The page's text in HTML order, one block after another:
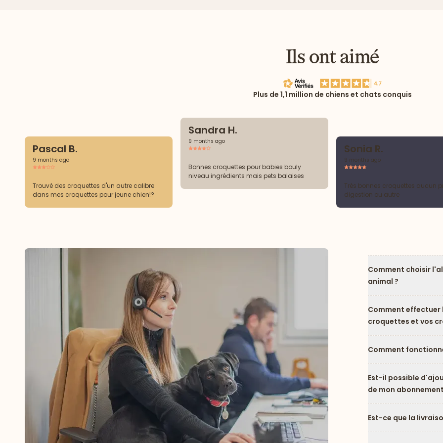
Ils ont aimé
Plus de 1,1 million de chiens et chats conquis
Pascal B.
9 months ago
Trouvé des croquettes d'un autre calibre
dans mes croquettes pour jeune chien!?
Sandra H.
9 months ago
Bonnes croquettes pour babies bouly
niveau ingrédients mais pets balaises
Sonia R.
9 months ago
Très bonnes croquettes aucun
digestion ou autre
Comment choisir
animal ?
Comment effectuer
croquettes et vos
Comment
Est-il possible
de mon
Est-ce que la